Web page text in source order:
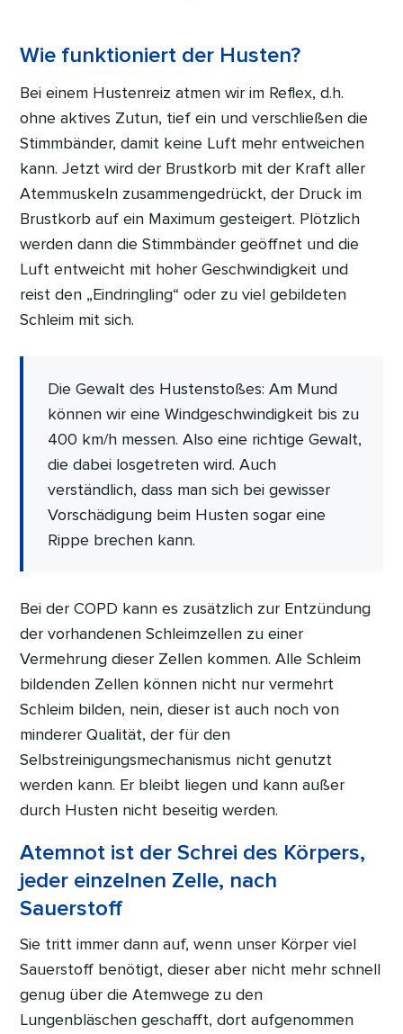
Wie funktioniert der Husten?
Bei einem Hustenreiz atmen wir im Reflex, d.h.
ohne aktives Zutun, tief ein und verschließen die
Stimmbänder, damit keine Luft mehr entweichen
kann. Jetzt wird der Brustkorb mit der Kraft aller
Atemmuskeln zusammengedrückt, der Druck im
Brustkorb auf ein Maximum gesteigert. Plötzlich
werden dann die Stimmbänder geöffnet und die
Luft entweicht mit hoher Geschwindigkeit und
reist den „Eindringling“ oder zu viel gebildeten
Schleim mit sich.
Die Gewalt des Hustenstoßes: Am Mund
können wir eine Windgeschwindigkeit bis zu
400 km/h messen. Also eine richtige Gewalt,
die dabei losgetreten wird. Auch
verständlich, dass man sich bei gewisser
Vorschädigung beim Husten sogar eine
Rippe brechen kann.
Bei der COPD kann es zusätzlich zur Entzündung
der vorhandenen Schleimzellen zu einer
Vermehrung dieser Zellen kommen. Alle Schleim
bildenden Zellen können nicht nur vermehrt
Schleim bilden, nein, dieser ist auch noch von
minderer Qualität, der für den
Selbstreinigungsmechanismus nicht genutzt
werden kann. Er bleibt liegen und kann außer
durch Husten nicht beseitig werden.
Atemnot ist der Schrei des Körpers,
jeder einzelnen Zelle, nach
Sauerstoff
Sie tritt immer dann auf, wenn unser Körper viel
Sauerstoff benötigt, dieser aber nicht mehr schnell
genug über die Atemwege zu den
Lungenbläschen geschafft, dort aufgenommen